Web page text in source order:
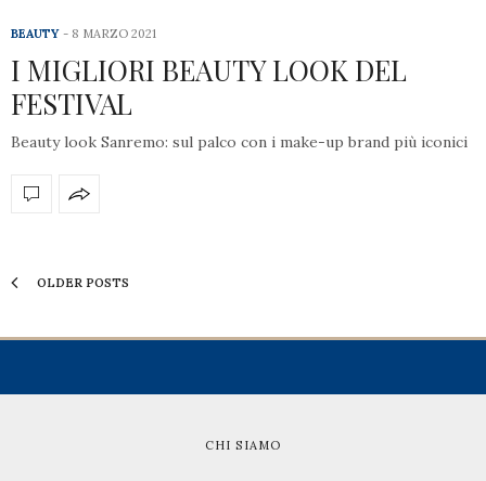
BEAUTY 8 MARZO 2021
I MIGLIORI BEAUTY LOOK DEL
FESTIVAL
Beauty look Sanremo: sul palco con i make-up brand più iconici
OLDER POSTS
CHI SIAMO